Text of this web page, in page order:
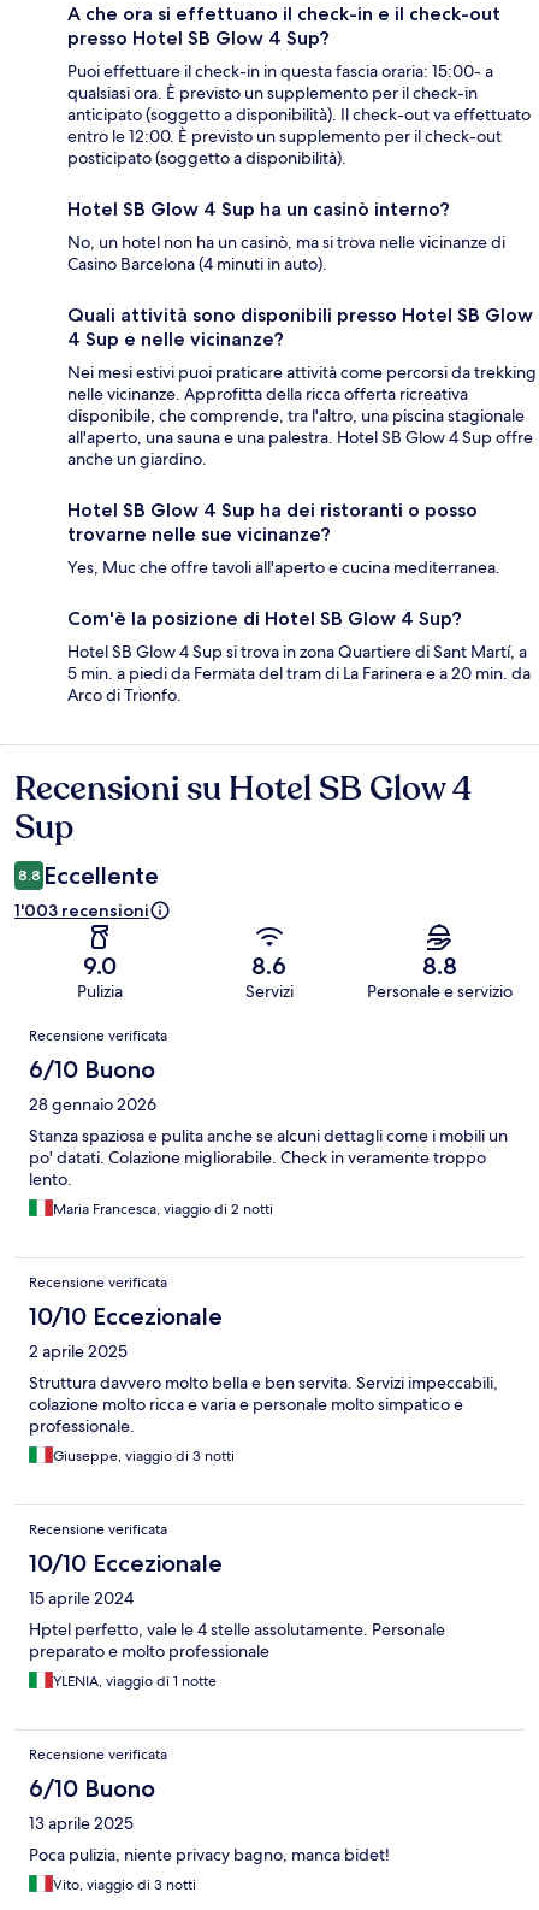
A che ora si effettuano il check-in e il check-out
presso Hotel SB Glow 4 Sup?
Puoi effettuare il check-in in questa fascia oraria: 15:00- a
qualsiasi ora. È previsto un supplemento per il check-in
anticipato (soggetto a disponibilità). Il check-out va effettuato
entro le 12:00. È previsto un supplemento per il check-out
posticipato (soggetto a disponibilità).
Hotel SB Glow 4 Sup ha un casinò interno?
No, un hotel non ha un casinò, ma si trova nelle vicinanze di
Casino Barcelona (4 minuti in auto).
Quali attività sono disponibili presso Hotel SB Glow
4 Sup e nelle vicinanze?
Nei mesi estivi puoi praticare attività come percorsi da trekking
nelle vicinanze. Approfitta della ricca offerta ricreativa
disponibile, che comprende, tra l'altro, una piscina stagionale
all'aperto, una sauna e una palestra. Hotel SB Glow 4 Sup offre
anche un giardino.
Hotel SB Glow 4 Sup ha dei ristoranti o posso
trovarne nelle sue vicinanze?
Yes, Muc che offre tavoli all'aperto e cucina mediterranea.
Com'è la posizione di Hotel SB Glow 4 Sup?
Hotel SB Glow 4 Sup si trova in zona Quartiere di Sant Martí, a
5 min. a piedi da Fermata del tram di La Farinera e a 20 min. da
Arco di Trionfo.
Recensioni
Recensioni su Hotel SB Glow 4
Sup
8.8 Eccellente
1'003 recensioni
9.0
Pulizia
8.6
Servizi
8.8
Personale e servizio
Recensioni
Recensione verificata
6/10 Buono
28 gennaio 2026
Stanza spaziosa e pulita anche se alcuni dettagli come i mobili un
po' datati. Colazione migliorabile. Check in veramente troppo
lento.
Maria Francesca, viaggio di 2 notti
Recensione verificata
10/10 Eccezionale
2 aprile 2025
Struttura davvero molto bella e ben servita. Servizi impeccabili,
colazione molto ricca e varia e personale molto simpatico e
professionale.
Giuseppe, viaggio di 3 notti
Recensione verificata
10/10 Eccezionale
15 aprile 2024
Hptel perfetto, vale le 4 stelle assolutamente. Personale
preparato e molto professionale
YLENIA, viaggio di 1 notte
Recensione verificata
6/10 Buono
13 aprile 2025
Poca pulizia, niente privacy bagno, manca bidet!
Vito, viaggio di 3 notti